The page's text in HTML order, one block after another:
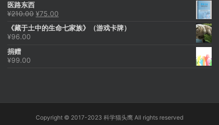
医路东西
¥210.00 原
为：
¥75.00
价
《藏于土中的生命七家族》（游戏卡牌）
¥96.00
捐赠
¥99.00
Copyright © 2017-2023 科学猫头鹰 All rights reserved